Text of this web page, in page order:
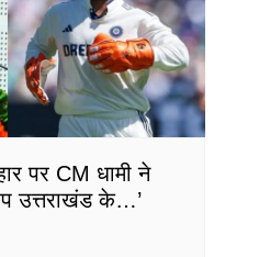
पर CM धामी ने
उत्तराखंड के…’